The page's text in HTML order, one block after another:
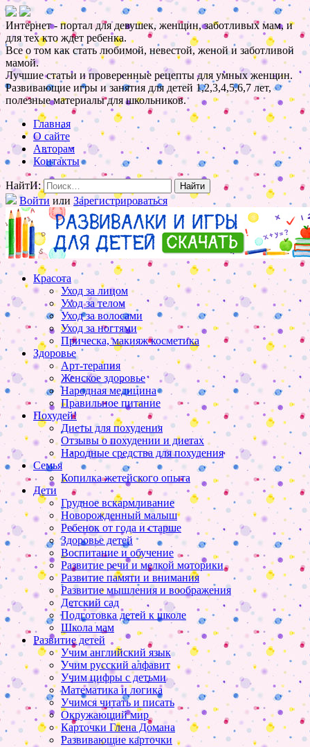
Интернет - портал для девушек, женщин, заботливых мам, и
для тех кто ждет ребенка.
Все о том как стать любимой, невестой, женой и заботливой
мамой.
Лучшие статьи и проверенные рецепты для умных женщин.
Развивающие игры и занятия для детей 1,2,3,4,5,6,7 лет,
полезные материалы для школьников.
Главная
О сайте
Авторам
Контакты
НайтИ:
Войти или Зарегистрироваться
Красота
Уход за лицом
Уход за телом
Уход за волосами
Уход за ногтями
Прическа, макияж косметика
Здоровье
Арт-терапия
Женское здоровье
Народная медицина
Правильное питание
Похудей!
Диеты для похудения
Отзывы о похудении и диетах
Народные средства для похудения
Семья
Копилка жетейского опыта
Дети
Грудное вскармливание
Новорожденный малыш
Ребенок от года и старше
Здоровье детей
Воспитание и обучение
Развитие речи и мелкой моторики
Развитие памяти и внимания
Развитие мышления и воображения
Детский сад
Подготовка детей к школе
Школа мам
Развитие детей
Учим английский язык
Учим русский алфавит
Учим цифры с детьми
Математика и логика
Учимся читать и писать
Окружающий мир
Карточки Глена Домана
Развивающие карточки